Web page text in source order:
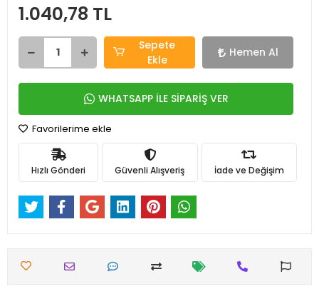
1.040,78 TL
Sepete
Ekle
Hemen Al
WHATSAPP İLE SİPARİŞ VER
Favorilerime ekle
Hızlı Gönderi Güvenli Alışveriş İade ve Değişim